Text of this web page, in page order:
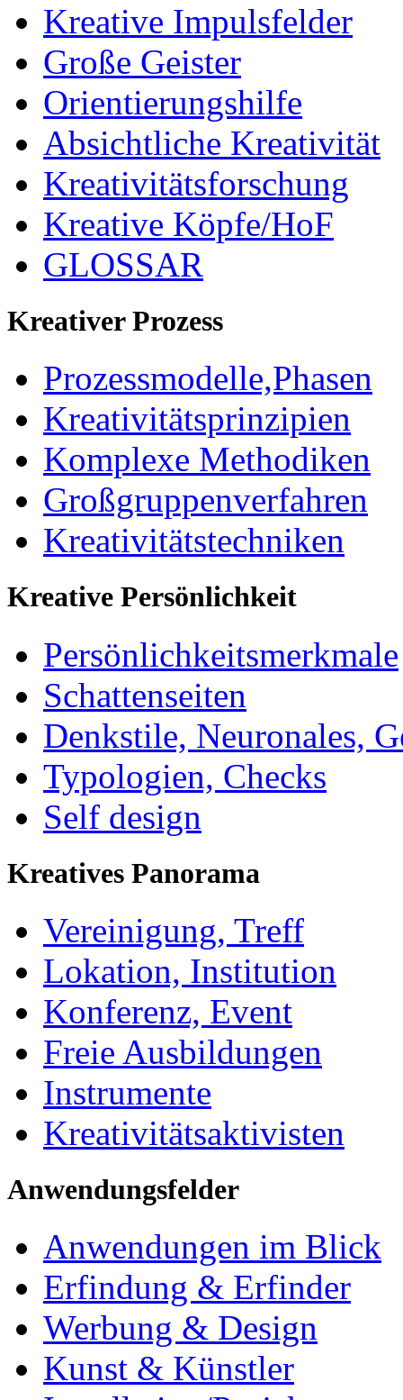
Kreative Impulsfelder
Große Geister
Orientierungshilfe
Absichtliche Kreativität
Kreativitätsforschung
Kreative Köpfe/HoF
GLOSSAR
Kreativer Prozess
Prozessmodelle,Phasen
Kreativitätsprinzipien
Komplexe Methodiken
Großgruppenverfahren
Kreativitätstechniken
Kreative Persönlichkeit
Persönlichkeitsmerkmale
Schattenseiten
Denkstile, Neuronales,
Typologien, Checks
Self design
Kreatives Panorama
Vereinigung, Treff
Lokation, Institution
Konferenz, Event
Freie Ausbildungen
Instrumente
Kreativitätsaktivisten
Anwendungsfelder
Anwendungen im Blick
Erfindung & Erfinder
Werbung & Design
Kunst & Künstler